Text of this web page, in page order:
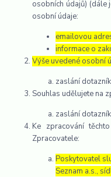
osobních údajů) (dále
osobní údaje:
emailovou
informace o
Výše uvedené osobní
zaslání
Souhlas udělujete na
zaslání
Ke zpracování
Zpracovatele:
Poskytovatel
Seznam a.s.,